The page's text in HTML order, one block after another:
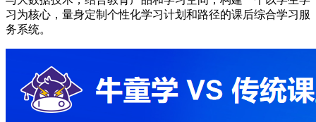
习为核心，量身定制个性化学习计划和路径的课后综合学习服
务系统。